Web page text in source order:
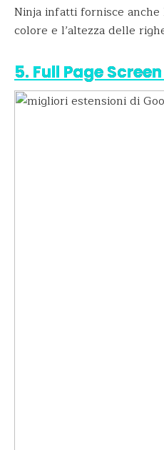
Ninja infatti fornisce
colore e l’altezza delle
5. Full Page